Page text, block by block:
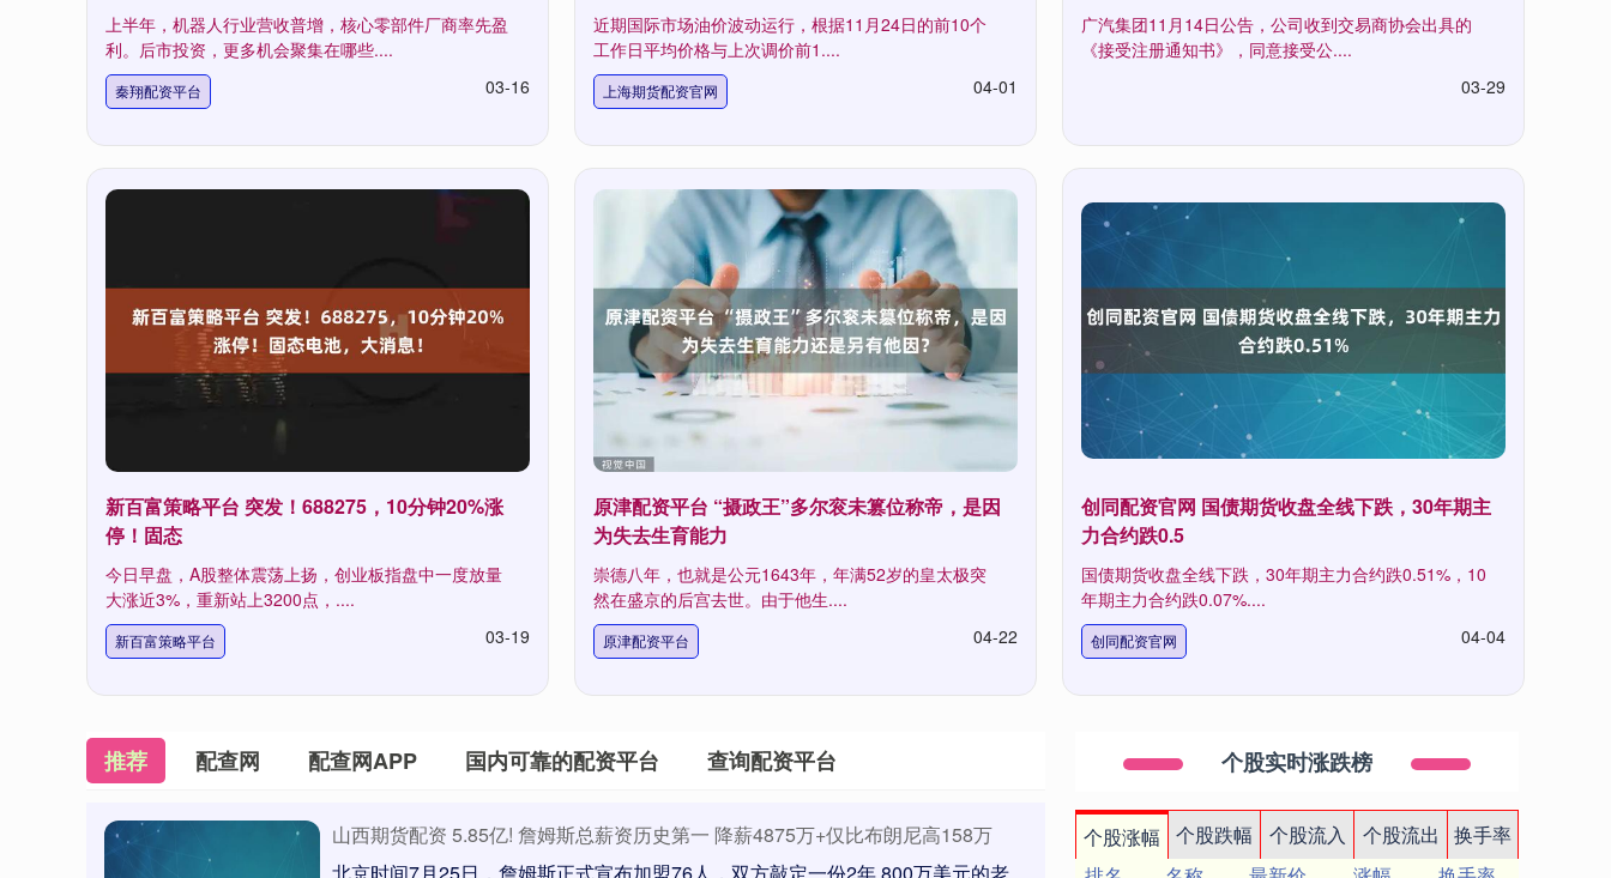
上半年，机器人行业营收普增，核心零部件厂商率先盈
利。后市投资，更多机会聚集在哪些....
秦翔配资平台 03-16
近期国际市场油价波动运行，根据11月24日的前10个
工作日平均价格与上次调价前1....
上海期货配资官网 04-01
广汽集团11月14日公告，公司收到交易商协会出具的
《接受注册通知书》，同意接受公....
03-29
新百富策略平台 突发！688275，10分钟20%涨
停！固态
今日早盘，A股整体震荡上扬，创业板指盘中一度放量
大涨近3%，重新站上3200点，....
新百富策略平台 03-19
原津配资平台 “摄政王”多尔衮未篡位称帝，是因
为失去生育能力
崇德八年，也就是公元1643年，年满52岁的皇太极突
然在盛京的后宫去世。由于他生....
原津配资平台 04-22
创同配资官网 国债期货收盘全线下跌，30年期主
力合约跌0.5
国债期货收盘全线下跌，30年期主力合约跌0.51%，10
年期主力合约跌0.07%....
创同配资官网 04-04
推荐 配查网 配查网APP 国内可靠的配资平台 查询配资平台
山西期货配资 5.85亿! 詹姆斯总薪资历史第一 降薪4875万+仅比布朗尼高158万
个股实时涨跌榜
个股涨幅 个股跌幅 个股流入 个股流出
换手率